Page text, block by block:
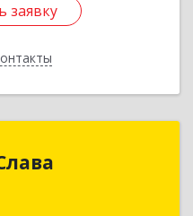
заявку
заявку
Кашгарская 58-2